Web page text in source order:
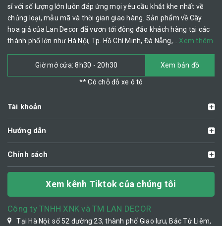
sỉ với số lượng lớn luôn đáp ứng mọi yêu cầu khắt khe nhất về
chủng loại, mẫu mã và thời gian giao hàng. Sản phẩm về Cây
hoa giả của Lan Decor đã vươn tới đông đảo khách hàng tại các
thành phố lớn như Hà Nội, Tp. Hồ Chí Minh, Đà Nẵng,…Xem thêm
Giờ mở cửa: 8h30 - 20h30 Xem bản đồ
** Có chỗ đỗ xe ô tô
Tài khoản
Hướng dẫn
Chính sách
Xem kênh Tiktok của chúng tôi
Công ty TNHH XNK và TM LAN DECOR
Tại Hà Nội: số 52 đường 23, thành phố Giao lưu, Bắc Từ Liêm,